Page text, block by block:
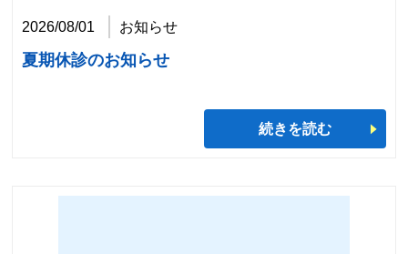
2026/08/01 お知らせ
夏期休診のお知らせ
続きを読む